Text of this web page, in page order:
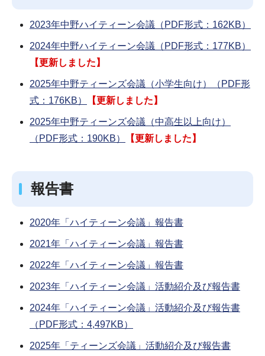
2023年中野ハイティーン会議（PDF形式：162KB）
2024年中野ハイティーン会議（PDF形式：177KB）
【更新しました】
2025年中野ティーンズ会議（小学生向け）（PDF形
式：176KB）
【更新しました】
2025年中野ティーンズ会議（中高生以上向け）
（PDF形式：190KB）
【更新しました】
報告書
2020年「ハイティーン会議」報告書
2021年「ハイティーン会議」報告書
2022年「ハイティーン会議」報告書
2023年「ハイティーン会議」活動紹介及び報告書
2024年「ハイティーン会議」活動紹介及び報告書
（PDF形式：4,497KB）
2025年「ティーンズ会議」活動紹介及び報告書